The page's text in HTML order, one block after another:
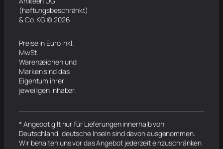
(haftungsbeschränkt)
& Co. KG © 2026
Preise in Euro inkl.
MwSt.
Warenzeichen und
Marken sind das
Eigentum ihrer
jeweiligen Inhaber.
* Angebot gilt nur für Lieferungen innerhalb von
Deutschland, deutsche Inseln sind davon ausgenommen.
Wir behalten uns vor das Angebot jederzeit einzuschränken